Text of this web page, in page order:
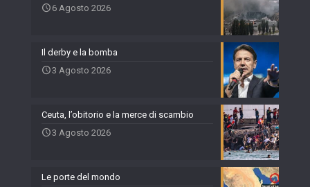
6 Agosto 2026
Il derby e la bomba
3 Agosto 2026
Ceuta, l’obitorio e la merce di scambio
3 Agosto 2026
Le porte del mondo